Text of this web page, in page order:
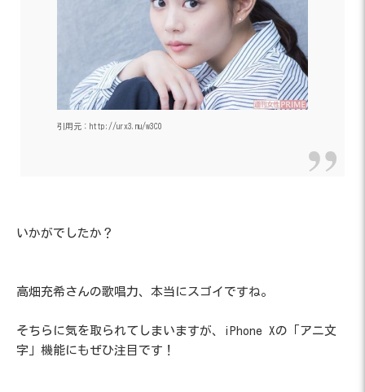
引用元：http://urx3.nu/w3C0
いかがでしたか？
高畑充希さんの歌唱力、本当にスゴイですね。
そちらに気を取られてしまいますが、iPhone Xの「アニ文
字」機能にもぜひ注目です！